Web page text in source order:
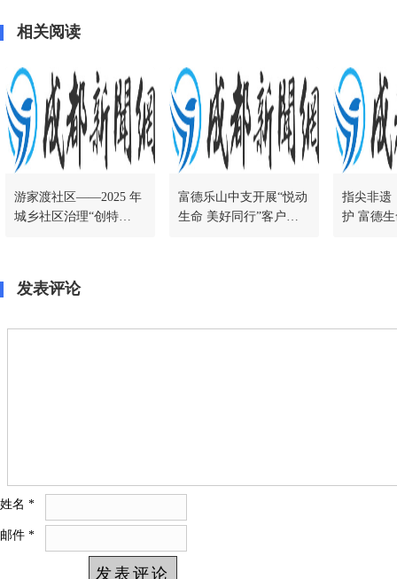
相关阅读
游家渡社区——2025 年
城乡社区治理“创特
富德乐山中支开展“悦动
生命 美好同行”客户服
指尖非遗
护 富德
发表评论
姓名 *
邮件 *